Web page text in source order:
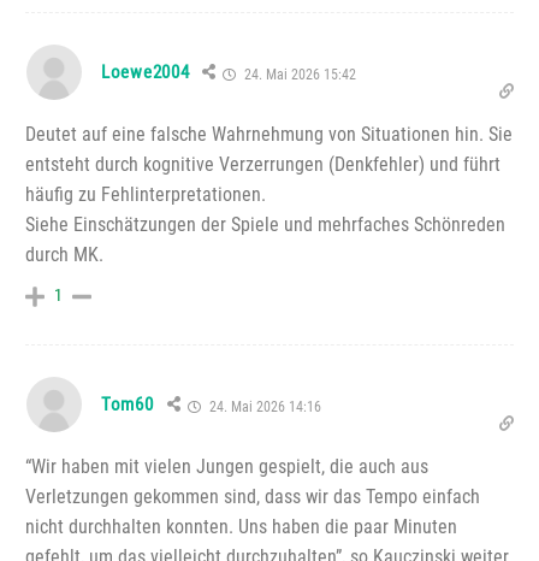
Loewe2004 24. Mai 2026 15:42
Deutet auf eine falsche Wahrnehmung von Situationen hin. Sie
entsteht durch kognitive Verzerrungen (Denkfehler) und führt
häufig zu Fehlinterpretationen.
Siehe Einschätzungen der Spiele und mehrfaches Schönreden
durch MK.
1
Tom60 24. Mai 2026 14:16
“Wir haben mit vielen Jungen gespielt, die auch aus
Verletzungen gekommen sind, dass wir das Tempo einfach
nicht durchhalten konnten. Uns haben die paar Minuten